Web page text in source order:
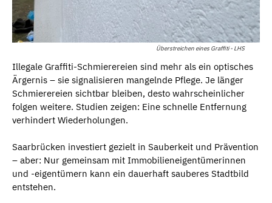
Überstreichen eines Graffiti - LHS
Illegale Graffiti-Schmierereien sind mehr als ein optisches
Ärgernis – sie signalisieren mangelnde Pflege. Je länger
Schmierereien sichtbar bleiben, desto wahrscheinlicher
folgen weitere. Studien zeigen: Eine schnelle Entfernung
verhindert Wiederholungen.
Saarbrücken investiert gezielt in Sauberkeit und Prävention
– aber: Nur gemeinsam mit Immobilieneigentümerinnen
und -eigentümern kann ein dauerhaft sauberes Stadtbild
entstehen.